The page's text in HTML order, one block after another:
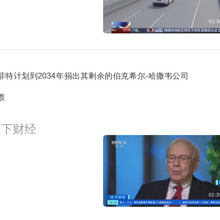
特计划到2034年捐出其剩余的伯克希尔-哈撒韦公司
财经